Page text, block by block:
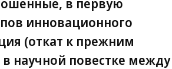
инновационного
(откат к прежним
научной повестке между